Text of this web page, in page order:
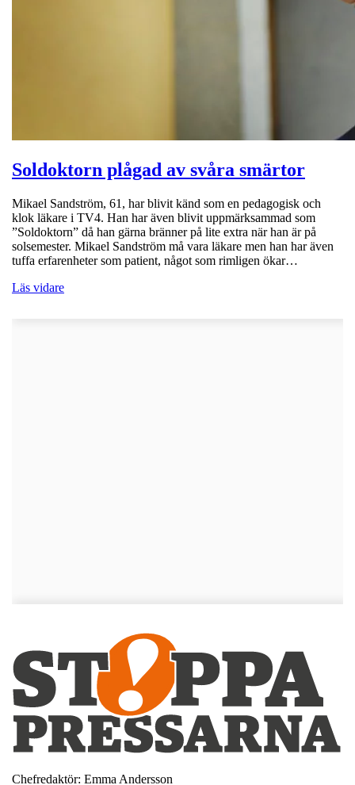
Soldoktorn plågad av svåra smärtor
Mikael Sandström, 61, har blivit känd som en pedagogisk och
klok läkare i TV4. Han har även blivit uppmärksammad som
”Soldoktorn” då han gärna bränner på lite extra när han är på
solsemester. Mikael Sandström må vara läkare men han har även
tuffa erfarenheter som patient, något som rimligen ökar…
Läs vidare
Chefredaktör: Emma Andersson